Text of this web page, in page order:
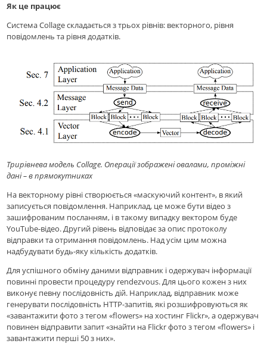
Як це працює
Система Collage складається з трьох рівнів: векторного, рівня
повідомлень та рівня додатків.
Трирівнева модель Collage. Операції зображені овалами, проміжні
дані – в прямокутниках
На векторному рівні створюється «маскуючий контент», в який
записується повідомлення. Наприклад, це може бути відео з
зашифрованим посланням, і в такому випадку вектором буде
YouTube-відео. Другий рівень відповідає за опис протоколу
відправки та отримання повідомлень. Над усім цим можна
надбудувати будь-яку кількість додатків.
Для успішного обміну даними відправник і одержувач інформації
повинні провести процедуру rendezvous. Для цього кожен з них
виконує певну послідовність дій. Наприклад, відправник може
генерувати послідовність HTTP-запитів, які розшифровуються як
«завантажити фото з тегом «flowers» на хостинг Flickr», а одержувач
повинен відправити запит «знайти на Flickr фото з тегом «flowers» і
завантажити перші 50 з них».